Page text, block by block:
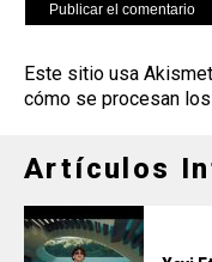
Este sitio usa
cómo se procesan
Artículos